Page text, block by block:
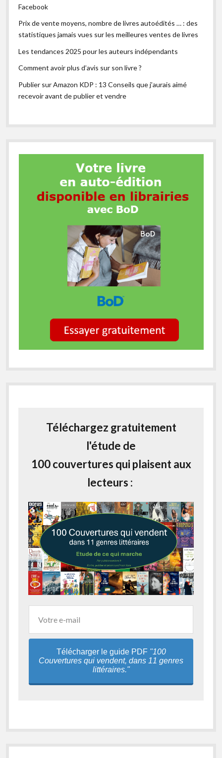
Facebook
Prix de vente moyens, nombre de livres autoédités … : des
statistiques jamais vues sur les meilleures ventes de livres
Les tendances 2025 pour les auteurs indépendants
Comment avoir plus d’avis sur son livre ?
Publier sur Amazon KDP : 13 Conseils que j’aurais aimé
recevoir avant de publier et vendre
Téléchargez gratuitement
l'étude de
100 couvertures qui plaisent aux
lecteurs :
Télécharger le guide PDF "100
Couvertures qui vendent, dans 11 genres
littéraires."